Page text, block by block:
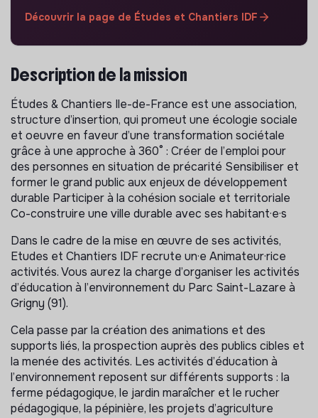
Découvrir la page de Études et Chantiers IDF
Description de la mission
Études & Chantiers Ile-de-France est une association,
structure d’insertion, qui promeut une écologie sociale
et oeuvre en faveur d’une transformation sociétale
grâce à une approche à 360° : Créer de l’emploi pour
des personnes en situation de précarité Sensibiliser et
former le grand public aux enjeux de développement
durable Participer à la cohésion sociale et territoriale
Co-construire une ville durable avec ses habitant·e·s
Dans le cadre de la mise en œuvre de ses activités,
Etudes et Chantiers IDF recrute un·e Animateur·rice
activités. Vous aurez la charge d’organiser les activités
d’éducation à l’environnement du Parc Saint-Lazare à
Grigny (91).
Cela passe par la création des animations et des
supports liés, la prospection auprès des publics cibles et
la menée des activités. Les activités d’éducation à
l’environnement reposent sur différents supports : la
ferme pédagogique, le jardin maraîcher et le rucher
pédagogique, la pépinière, les projets d’agriculture